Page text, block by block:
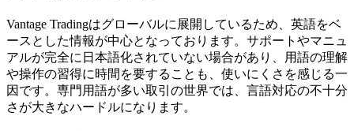
Vantage Tradingはグローバルに展開しているため、英語をベ
ースとした情報が中心となっております。サポートやマニュ
アルが完全に日本語化されていない場合があり、用語の理解
や操作の習得に時間を要することも、使いにくさを感じる一
因です。専門用語が多い取引の世界では、言語対応の不十分
さが大きなハードルになります。